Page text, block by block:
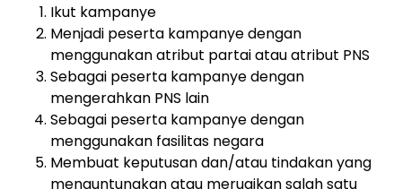
Ikut kampanye
Menjadi peserta kampanye dengan
menggunakan atribut partai atau atribut PNS
Sebagai peserta kampanye dengan
mengerahkan PNS lain
Sebagai peserta kampanye dengan
menggunakan fasilitas negara
Membuat keputusan dan/atau tindakan yang
menguntungkan atau merugikan salah satu